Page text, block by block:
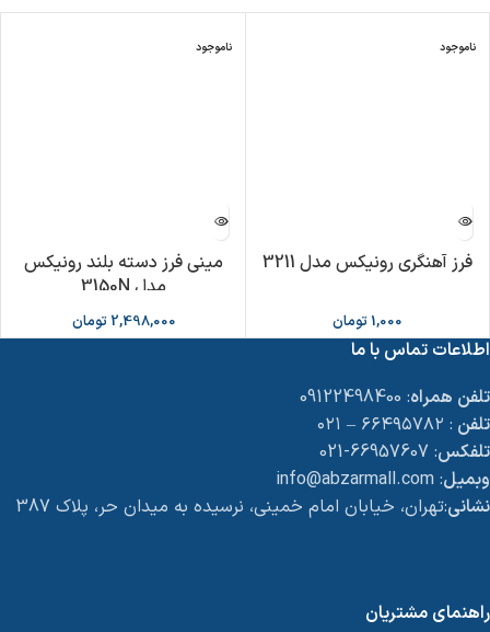
ناموجود
فرز آهنگری رونیکس مدل 3211
1,000 تومان
ناموجود
مینی فرز دسته بلند رونیکس
مدل 3150N
2,498,000 تومان
اطلاعات تماس با ما
تلفن همراه: 09122498400
تلفن : ۶۶۴۹۵۷۸۲ – ۰۲۱
تلفکس: 66957607-021
وبمیل: info@abzarmall.com
نشانی:تهران، خیابان امام خمینی، نرسیده به میدان حر، پلاک 387
راهنمای مشتریان